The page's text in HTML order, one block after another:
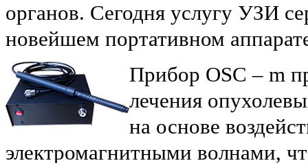
органов. Сегодня услугу УЗИ
новейшем портативном
Прибор OSC – m
лечения
на основе
электромагнитными волнами,